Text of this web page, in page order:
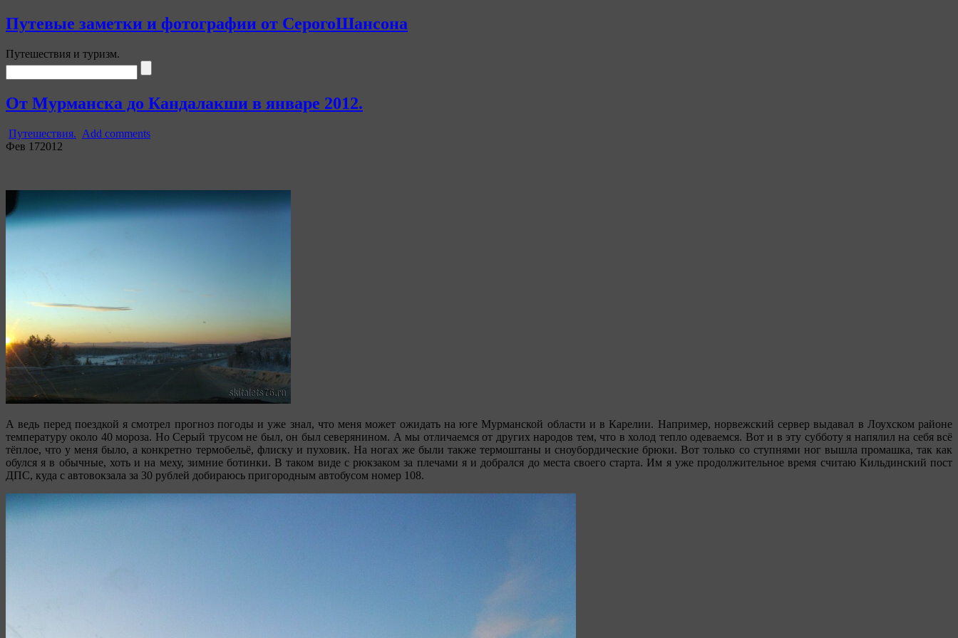
Путевые заметки и фотографии от СерогоШансона
Путешествия и туризм.
От Мурманска до Кандалакши в январе 2012.
Путешествия. Add comments
Фев 172012
А ведь перед поездкой я смотрел прогноз погоды и уже знал, что меня может ожидать на юге Мурманской области и в Карелии. Например, норвежский сервер выдавал в Лоухском районе
температуру около 40 мороза. Но Серый трусом не был, он был северянином. А мы отличаемся от других народов тем, что в холод тепло одеваемся. Вот и в эту субботу я напялил на себя всё
тёплое, что у меня было, а конкретно термобельё, флиску и пуховик. На ногах же были также термоштаны и сноубордические брюки. Вот только со ступнями ног вышла промашка, так как
обулся я в обычные, хоть и на меху, зимние ботинки. В таком виде с рюкзаком за плечами я и добрался до места своего старта. Им я уже продолжительное время считаю Кильдинский пост
ДПС, куда с автовокзала за 30 рублей добираюсь пригородным автобусом номер 108.